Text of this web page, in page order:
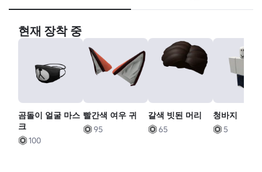
현재 장착 중
곰돌이 얼굴 마스
크
100
빨간색 여우 귀
95
갈색 빗된 머리
65
청바지
5